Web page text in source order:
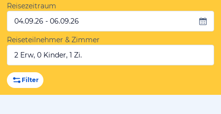
Reisezeitraum
04.09.26 - 06.09.26
Reiseteilnehmer & Zimmer
2 Erw, 0 Kinder, 1 Zi.
Filter